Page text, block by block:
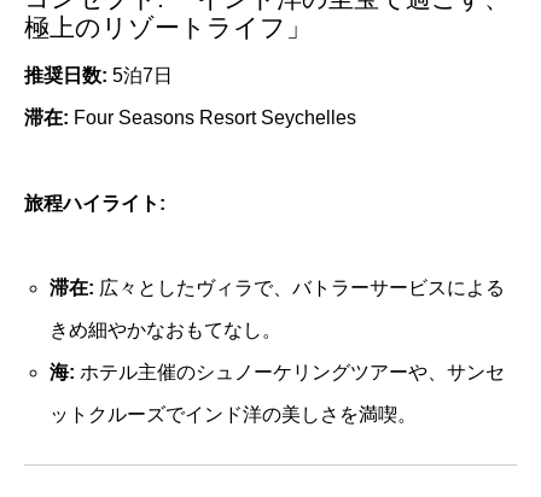
極上のリゾートライフ」
推奨日数: 5泊7日
滞在: Four Seasons Resort Seychelles
旅程ハイライト:
滞在: 広々としたヴィラで、バトラーサービスによる
きめ細やかなおもてなし。
海: ホテル主催のシュノーケリングツアーや、サンセ
ットクルーズでインド洋の美しさを満喫。